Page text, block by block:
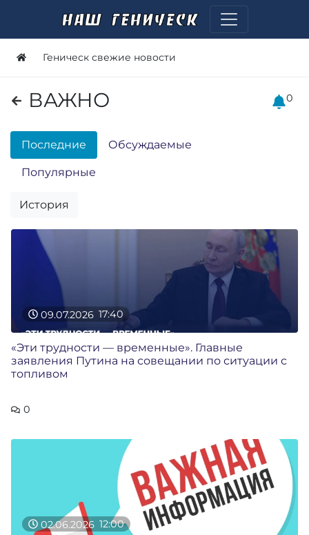
Геническ свежие новости
ВАЖНО 0
Последние Обсуждаемые
Популярные
История
09.07.2026 17:40
«Эти трудности — временные». Главные
заявления Путина на совещании по ситуации с
топливом
0
02.06.2026 12:00